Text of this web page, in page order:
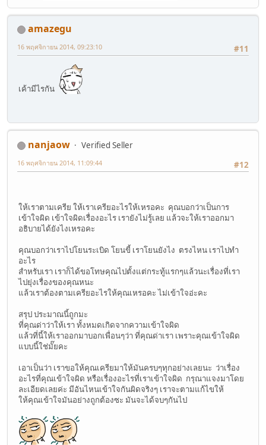
amazegu
#11
16 พฤศจิกายน 2014, 09:23:10
เค้ามีไรกัน
nanjaow
Verified Seller
#12
16 พฤศจิกายน 2014, 11:09:44
ให้เราตามเครีย ให้เราเครียอะไรให้เหรอคะ คุณบอกว่าเป็นการ
เข้าใจผิด เข้าใจผิดเรื่องอะไร เรายังไม่รู้เลย แล้วจะให้เราออกมา
อธิบายได้ยังไงเหรอคะ
คุณบอกว่าเราไปโยนระเบิด โยนขี้ เราโยนยังไง ตรงไหน เราไปทำ
อะไร
สำหรับเรา เราก็ได้ขอโทษคุณไปตั้งแต่กระทู้แรกๆแล้วนะเรื่องที่เรา
ไปยุ่งเรื่องของคุณหนะ
แล้วเราต้องตามเครียอะไรให้คุณเหรอคะ ไม่เข้าใจอ่ะคะ
สรุป ประมาณนี้ถูกมะ
ที่คุณด่าว่าให้เรา ทั้งหมดเกิดจากความเข้าใจผิด
แล้วที่นี้ให้เราออกมาบอกเพื่อนๆว่า ที่คุณด่าเรา เพราะคุณเข้าใจผิด
แบบนี้ใช่มั๊ยคะ
เอาเป็นว่า เราขอให้คุณเครียมาให้มันครบๆทุกอย่างเลยนะ ว่าเรื่อง
อะไรที่คุณเข้าใจผิด หรือเรื่องอะไรที่เราเข้าใจผิด กรุณาแจงมาโดย
ละเอียดเลยค่ะ มีอันไหนเข้าใจกันผิดจริงๆ เราจะตามแก้ไขให้
ให้คุณเข้าใจมันอย่างถูกต้องซะ มันจะได้จบๆกันไป